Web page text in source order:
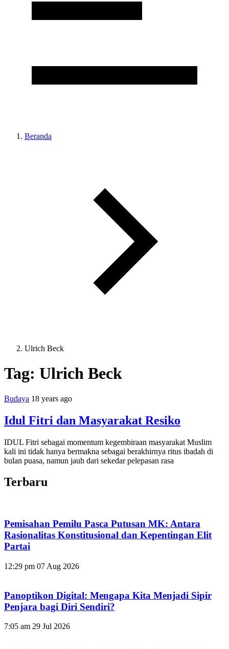
Beranda
Ulrich Beck
Tag: Ulrich Beck
Budaya 18 years ago
Idul Fitri dan Masyarakat Resiko
IDUL Fitri sebagai momentum kegembiraan masyarakat Muslim
kali ini tidak hanya bermakna sebagai berakhirnya ritus ibadah di
bulan puasa, namun jauh dari sekedar pelepasan rasa
Terbaru
Pemisahan Pemilu Pasca Putusan MK: Antara
Rasionalitas Konstitusional dan Kepentingan Elit
Partai
12:29 pm 07 Aug 2026
Panoptikon Digital: Mengapa Kita Menjadi Sipir
Penjara bagi Diri Sendiri?
7:05 am 29 Jul 2026